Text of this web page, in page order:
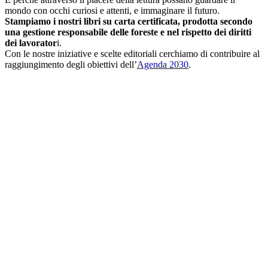
mondo con occhi curiosi e attenti, e immaginare il futuro.
Stampiamo i nostri libri su carta certificata, prodotta secondo
una gestione responsabile delle foreste e nel rispetto dei diritti
dei lavoratori.
Con le nostre iniziative e scelte editoriali cerchiamo di contribuire al
raggiungimento degli obiettivi dell’Agenda 2030.